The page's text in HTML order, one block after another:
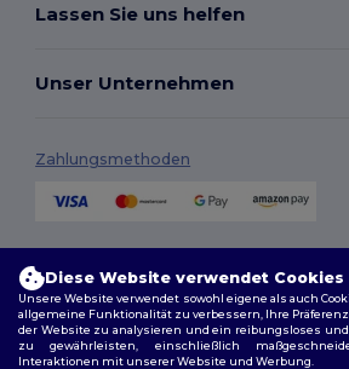
Lassen Sie uns helfen
Unser Unternehmen
Zahlungsmethoden
Diese Website verwendet Cookies
Unsere Website verwendet sowohl eigene als auch
allgemeine Funktionalität zu verbessern, Ihre
der Website zu analysieren und ein reibungsloses
zu gewährleisten, einschließlich
Interaktionen mit unserer Website und Werbung.